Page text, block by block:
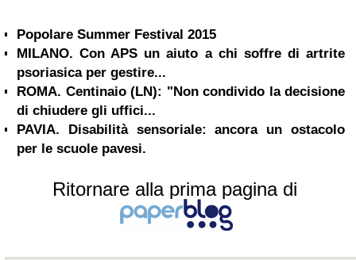
Popolare Summer Festival 2015
MILANO. Con APS un aiuto a chi soffre di artrite
psoriasica per gestire...
ROMA. Centinaio (LN): "Non condivido la decisione
di chiudere gli uffici...
PAVIA. Disabilità sensoriale: ancora un ostacolo
per le scuole pavesi.
Ritornare alla prima pagina di